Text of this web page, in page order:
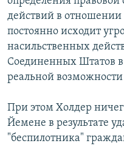
действий в отношении
постоянно исходит
насильственных
Соединенных Штатов в
реальной возможности
При этом Холдер
Йемене в результате
"беспилотника"